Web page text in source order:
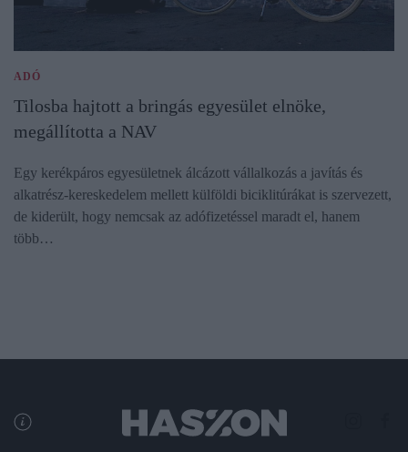
ADÓ
Tilosba hajtott a bringás egyesület elnöke,
megállította a NAV
Egy kerékpáros egyesületnek álcázott vállalkozás a javítás és
alkatrész-kereskedelem mellett külföldi biciklitúrákat is szervezett,
de kiderült, hogy nemcsak az adófizetéssel maradt el, hanem
több…